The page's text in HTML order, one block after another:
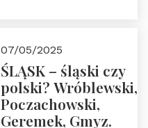
07/05/2025
ŚLĄSK – śląski czy
polski? Wróblewski,
Poczachowski,
Geremek, Gmyz.